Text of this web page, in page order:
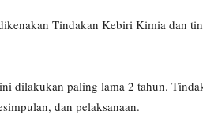
Tindakan Kebiri Kimia dan
dilakukan paling lama 2 tahun.
dan pelaksanaan.